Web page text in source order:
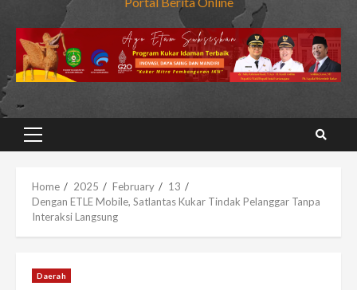
Primary
Home 2025 February
13
Dengan ETLE Mobile, Satlantas Kukar Tindak Pelanggar Tanpa
Interaksi Langsung
Daerah